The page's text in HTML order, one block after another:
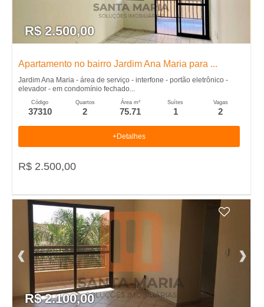
R$ 2.500,00
Apartamento no bairro Jardim Ana Maria para ...
Jardim Ana Maria - área de serviço - interfone - portão eletrônico -
elevador - em condomínio fechado...
Código
37310
Quartos
2
Área m²
75.71
Suítes
1
Vagas
2
+Detalhes
R$ 2.500,00
R$ 2.100,00